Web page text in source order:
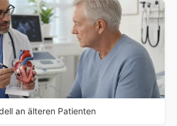
an älteren Patienten